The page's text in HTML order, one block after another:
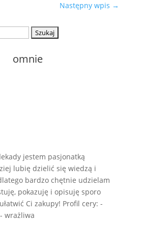
Następny wpis →
omnie
jestem pasjonatką
lubię dzielić się wiedzą i
bardzo chętnie udzielam
pokazuję i opisuję sporo
Ci zakupy! Profil cery: -
wrażliwa